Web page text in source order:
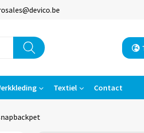
Textiel Contact